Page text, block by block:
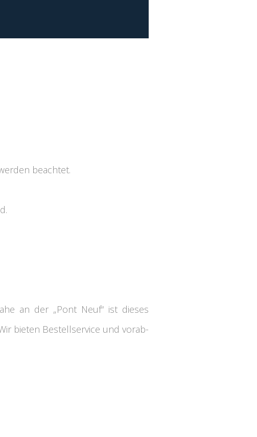
beachtet.
an der „Pont Neuf“ ist dieses
bieten Bestellservice und vorab-